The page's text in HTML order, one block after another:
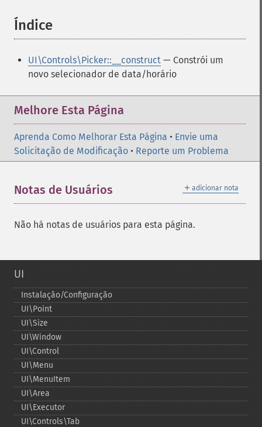
Índice
UI\Controls\Picker::__construct — Constrói um
novo selecionador de data/horário
Melhore Esta Página
Aprenda Como Melhorar Esta Página • Envie uma
Solicitação de Modificação • Reporte um Problema
＋ adicionar nota
Notas de Usuários
Não há notas de usuários para esta página.
UI
Instalação/Configuração
UI\Point
UI\Size
UI\Window
UI\Control
UI\Menu
UI\MenuItem
UI\Area
UI\Executor
UI\Controls\Tab